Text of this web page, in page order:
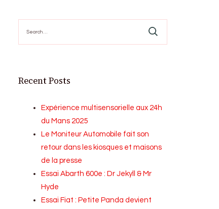
for:
Recent Posts
Expérience multisensorielle aux 24h
du Mans 2025
Le Moniteur Automobile fait son
retour dans les kiosques et maisons
de la presse
Essai Abarth 600e : Dr Jekyll & Mr
Hyde
Essai Fiat : Petite Panda devient